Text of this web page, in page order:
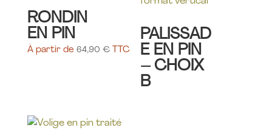
RONDIN
EN PIN
À partir de 64,90 € TTC
PALISSAD
E EN PIN
– CHOIX
B